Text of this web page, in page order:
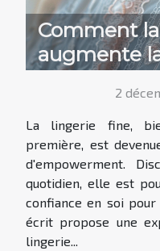
Comment
augmente
chez les
2
La lingerie fine,
première, est
d'empowerment.
quotidien, elle est
confiance en soi
écrit propose une
lingerie...